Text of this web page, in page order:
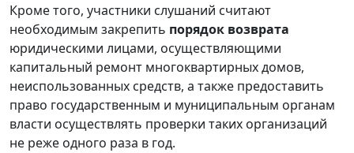
Кроме того, участники слушаний считают
необходимым закрепить порядок возврата
юридическими лицами, осуществляющими
капитальный ремонт многоквартирных домов,
неиспользованных средств, а также предоставить
право государственным и муниципальным органам
власти осуществлять проверки таких организаций
не реже одного раза в год.